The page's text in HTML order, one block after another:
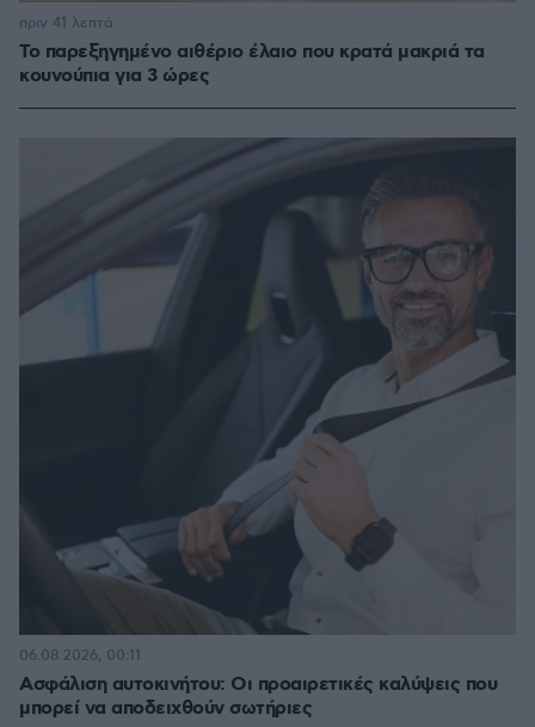
Το παρεξηγημένο αιθέριο έλαιο που κρατά μακριά τα
κουνούπια για 3 ώρες
πριν 41 λεπτά
Ασφάλιση αυτοκινήτου: Οι προαιρετικές καλύψεις που
μπορεί να αποδειχθούν σωτήριες
06.08.2026, 00:11